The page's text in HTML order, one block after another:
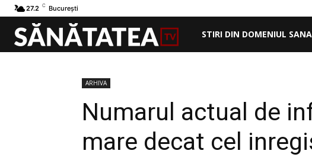
27.2 C București
STIRI DIN DOMENIUL
ARHIVA
Numarul actual de
mare decat cel